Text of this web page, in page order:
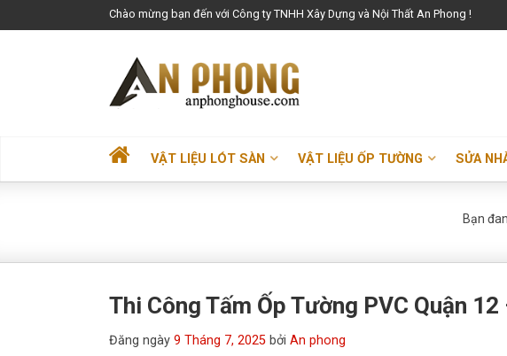
Chào mừng bạn đến với Công ty TNHH Xây Dựng và Nội Thất An Phong !
VẬT LIỆU LÓT SÀN VẬT LIỆU ỐP TƯỜNG SỬA
Bạn
Thi Công Tấm Ốp Tường PVC Quận
Đăng ngày 9 Tháng 7, 2025 bởi An phong